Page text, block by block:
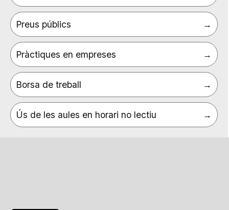
Preus públics
Pràctiques en empreses
Borsa de treball
Ús de les aules en horari no lectiu